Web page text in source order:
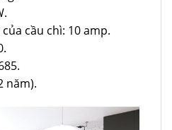
cầu chì: 10 amp.
năm).